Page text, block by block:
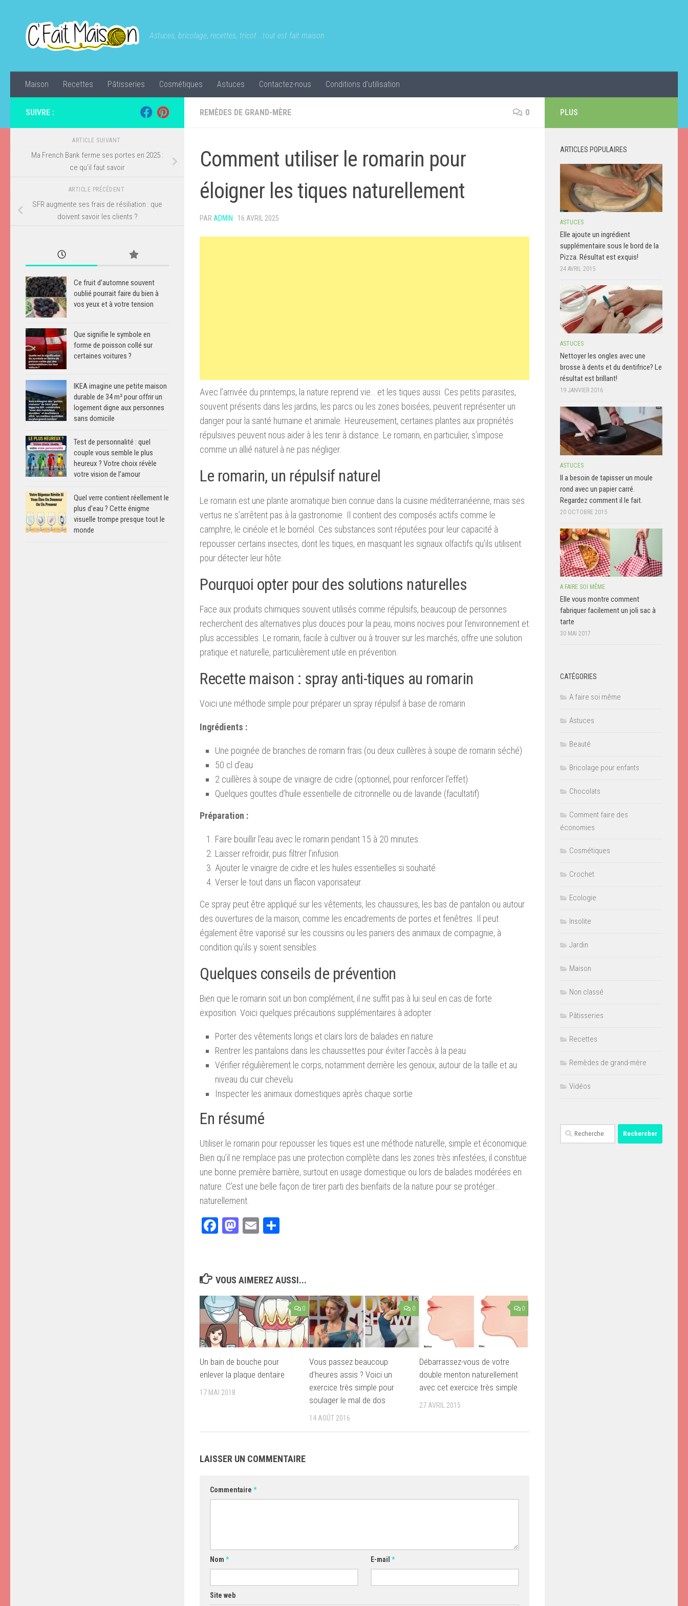
Astuces, bricolage, recettes, tricot...tout est fait maison
Maison Recettes Pâtisseries Cosmétiques Astuces Contactez-nous Conditions d’utilisation
REMÈDES DE GRAND-MÈRE 0
Comment utiliser le romarin pour
éloigner les tiques naturellement
PAR ADMIN · 16 AVRIL 2025
Avec l’arrivée du printemps, la nature reprend vie… et les tiques aussi. Ces petits parasites,
souvent présents dans les jardins, les parcs ou les zones boisées, peuvent représenter un
danger pour la santé humaine et animale. Heureusement, certaines plantes aux propriétés
répulsives peuvent nous aider à les tenir à distance. Le romarin, en particulier, s’impose
comme un allié naturel à ne pas négliger.
Le romarin, un répulsif naturel
Le romarin est une plante aromatique bien connue dans la cuisine méditerranéenne, mais ses
vertus ne s’arrêtent pas à la gastronomie. Il contient des composés actifs comme le
camphre, le cinéole et le bornéol. Ces substances sont réputées pour leur capacité à
repousser certains insectes, dont les tiques, en masquant les signaux olfactifs qu’ils utilisent
pour détecter leur hôte.
Pourquoi opter pour des solutions naturelles
Face aux produits chimiques souvent utilisés comme répulsifs, beaucoup de personnes
recherchent des alternatives plus douces pour la peau, moins nocives pour l’environnement et
plus accessibles. Le romarin, facile à cultiver ou à trouver sur les marchés, offre une solution
pratique et naturelle, particulièrement utile en prévention.
Recette maison : spray anti-tiques au romarin
Voici une méthode simple pour préparer un spray répulsif à base de romarin :
Ingrédients :
Une poignée de branches de romarin frais (ou deux cuillères à soupe de romarin séché)
50 cl d’eau
2 cuillères à soupe de vinaigre de cidre (optionnel, pour renforcer l’effet)
Quelques gouttes d’huile essentielle de citronnelle ou de lavande (facultatif)
Préparation :
Faire bouillir l’eau avec le romarin pendant 15 à 20 minutes.
Laisser refroidir, puis filtrer l’infusion.
Ajouter le vinaigre de cidre et les huiles essentielles si souhaité.
Verser le tout dans un flacon vaporisateur.
Ce spray peut être appliqué sur les vêtements, les chaussures, les bas de pantalon ou autour
des ouvertures de la maison, comme les encadrements de portes et fenêtres. Il peut
également être vaporisé sur les coussins ou les paniers des animaux de compagnie, à
condition qu’ils y soient sensibles.
Quelques conseils de prévention
Bien que le romarin soit un bon complément, il ne suffit pas à lui seul en cas de forte
exposition. Voici quelques précautions supplémentaires à adopter :
Porter des vêtements longs et clairs lors de balades en nature
Rentrer les pantalons dans les chaussettes pour éviter l’accès à la peau
Vérifier régulièrement le corps, notamment derrière les genoux, autour de la taille et au
niveau du cuir chevelu
Inspecter les animaux domestiques après chaque sortie
En résumé
Utiliser le romarin pour repousser les tiques est une méthode naturelle, simple et économique.
Bien qu’il ne remplace pas une protection complète dans les zones très infestées, il constitue
une bonne première barrière, surtout en usage domestique ou lors de balades modérées en
nature. C’est une belle façon de tirer parti des bienfaits de la nature pour se protéger…
naturellement.
Facebook
Mastodon
Email
VOUS AIMEREZ AUSSI...
0
Un bain de bouche pour
enlever la plaque dentaire
17 MAI 2018
0
Vous passez beaucoup
d’heures assis ? Voici un
exercice très simple pour
soulager le mal de dos
14 AOÛT 2016
0
Débarrassez-vous de votre
double menton naturellement
avec cet exercice très simple
27 AVRIL 2015
LAISSER UN COMMENTAIRE
Commentaire *
Nom * E-mail*
Site web
SUIVRE :
ARTICLE SUIVANT
Ma French Bank ferme ses portes en 2025 :
ce qu’il faut savoir
ARTICLE PRÉCÉDENT
SFR augmente ses frais de résiliation : que
doivent savoir les clients ?
Ce fruit d’automne souvent
oublié pourrait faire du bien à
vos yeux et à votre tension
Que signifie le symbole en
forme de poisson collé sur
certaines voitures ?
IKEA imagine une petite maison
durable de 34 m² pour offrir un
logement digne aux personnes
sans domicile
Test de personnalité : quel
couple vous semble le plus
heureux ? Votre choix révèle
votre vision de l’amour
Quel verre contient réellement le
plus d’eau ? Cette énigme
visuelle trompe presque tout le
monde
PLUS
ARTICLES POPULAIRES
ASTUCES
Elle ajoute un ingrédient
supplémentaire sous le bord de la
Pizza. Résultat est exquis!
24 AVRIL 2015
ASTUCES
Nettoyer les ongles avec une
brosse à dents et du dentifrice? Le
résultat est brillant!
19 JANVIER 2016
ASTUCES
Il a besoin de tapisser un moule
rond avec un papier carré.
Regardez comment il le fait.
20 OCTOBRE 2015
A FAIRE SOI MÊME
Elle vous montre comment
fabriquer facilement un joli sac à
tarte
30 MAI 2017
CATÉGORIES
A faire soi même
Astuces
Beauté
Bricolage pour enfants
Chocolats
Comment faire des
économies
Cosmétiques
Crochet
Ecologie
Insolite
Jardin
Maison
Non classé
Pâtisseries
Recettes
Remèdes de grand-mère
Vidéos
Rechercher :